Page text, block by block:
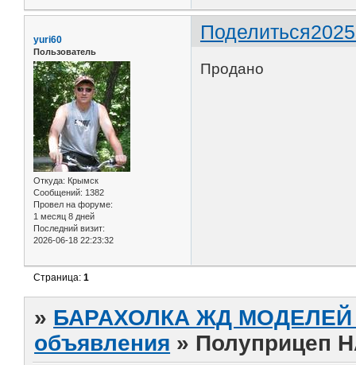
Поделиться
yuri60
Пользователь
Откуда: Крымск
Сообщений: 1382
Провел на форуме:
1 месяц 8 дней
Последний визит:
2026-06-18 22:23:32
Продано
Страница:1
» БАРАХОЛКА ЖД МОДЕЛЕЙ
объявления » Полуприцеп